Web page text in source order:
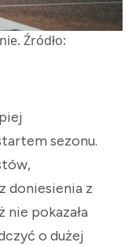
Źródło:
sezonu.
doniesienia z
nie pokazała
o dużej